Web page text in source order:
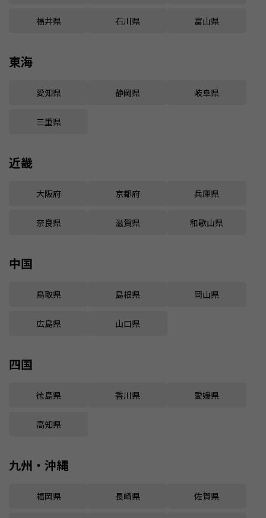
福井県 石川県 富山県
東海
愛知県 静岡県 岐阜県
三重県
近畿
大阪府 京都府 兵庫県
奈良県 滋賀県 和歌山県
中国
鳥取県 島根県 岡山県
広島県 山口県
四国
徳島県 香川県 愛媛県
高知県
九州・沖縄
福岡県 長崎県 佐賀県